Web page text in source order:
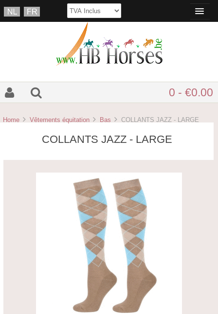
0 - €0.00
Home Vêtements équitation Bas COLLANTS JAZZ - LARGE
COLLANTS JAZZ - LARGE